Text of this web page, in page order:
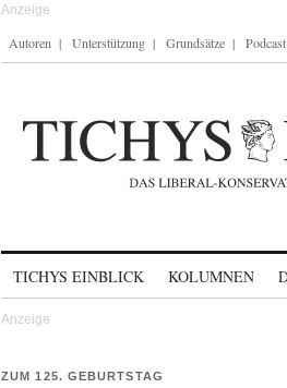
Autoren Unterstützung Grundsätze Podcast
TICHYS EINBLICK KOLUMNEN
ZUM 125. GEBURTSTAG